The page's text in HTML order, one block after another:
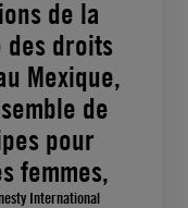
de la
droits
Mexique,
de
pour
femmes,
International